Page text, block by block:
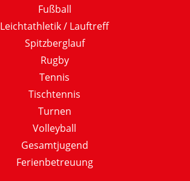
Fußball
Leichtathletik / Lauftreff
Spitzberglauf
Rugby
Tennis
Tischtennis
Turnen
Volleyball
Gesamtjugend
Ferienbetreuung